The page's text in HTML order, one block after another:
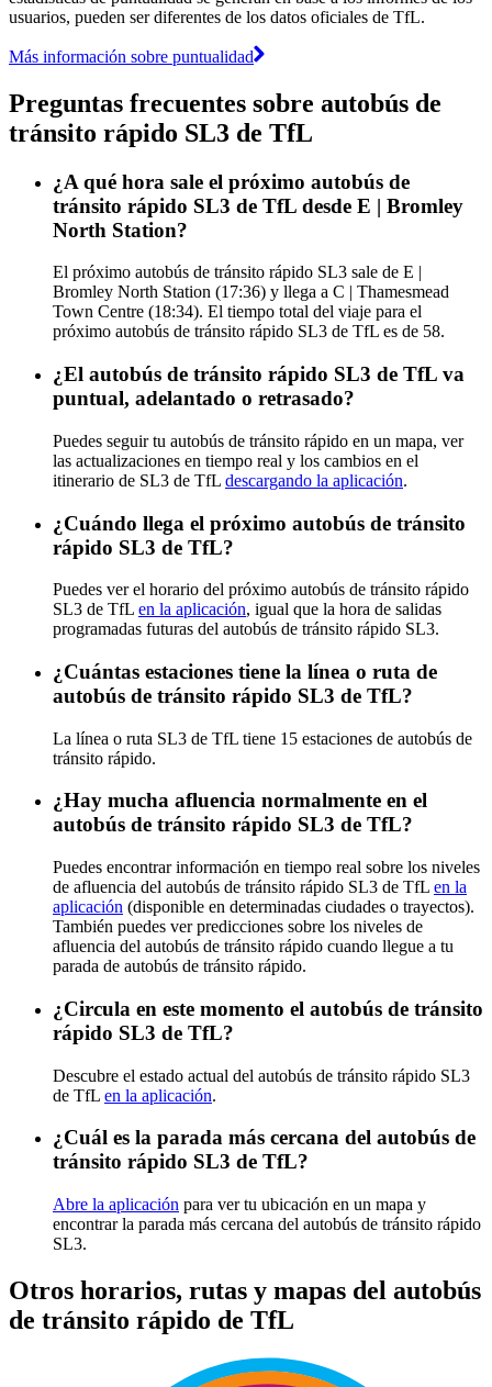
usuarios, pueden ser diferentes de los datos oficiales de TfL.
Más información sobre puntualidad
Preguntas frecuentes sobre autobús de
tránsito rápido SL3 de TfL
¿A qué hora sale el próximo autobús de
tránsito rápido SL3 de TfL desde E | Bromley
North Station?
El próximo autobús de tránsito rápido SL3 sale de E |
Bromley North Station (17:36) y llega a C | Thamesmead
Town Centre (18:34). El tiempo total del viaje para el
próximo autobús de tránsito rápido SL3 de TfL es de 58.
¿El autobús de tránsito rápido SL3 de TfL va
puntual, adelantado o retrasado?
Puedes seguir tu autobús de tránsito rápido en un mapa, ver
las actualizaciones en tiempo real y los cambios en el
itinerario de SL3 de TfL descargando la aplicación.
¿Cuándo llega el próximo autobús de tránsito
rápido SL3 de TfL?
Puedes ver el horario del próximo autobús de tránsito rápido
SL3 de TfL en la aplicación, igual que la hora de salidas
programadas futuras del autobús de tránsito rápido SL3.
¿Cuántas estaciones tiene la línea o ruta de
autobús de tránsito rápido SL3 de TfL?
La línea o ruta SL3 de TfL tiene 15 estaciones de autobús de
tránsito rápido.
¿Hay mucha afluencia normalmente en el
autobús de tránsito rápido SL3 de TfL?
Puedes encontrar información en tiempo real sobre los niveles
de afluencia del autobús de tránsito rápido SL3 de TfL en la
aplicación (disponible en determinadas ciudades o trayectos).
También puedes ver predicciones sobre los niveles de
afluencia del autobús de tránsito rápido cuando llegue a tu
parada de autobús de tránsito rápido.
¿Circula en este momento el autobús de tránsito
rápido SL3 de TfL?
Descubre el estado actual del autobús de tránsito rápido SL3
de TfL en la aplicación.
¿Cuál es la parada más cercana del autobús de
tránsito rápido SL3 de TfL?
Abre la aplicación para ver tu ubicación en un mapa y
encontrar la parada más cercana del autobús de tránsito rápido
SL3.
Otros horarios, rutas y mapas del autobús
de tránsito rápido de TfL